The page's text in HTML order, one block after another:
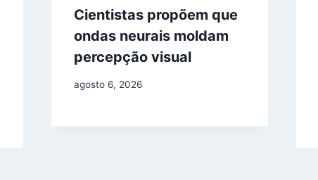
Cientistas propõem que
ondas neurais moldam
percepção visual
agosto 6, 2026